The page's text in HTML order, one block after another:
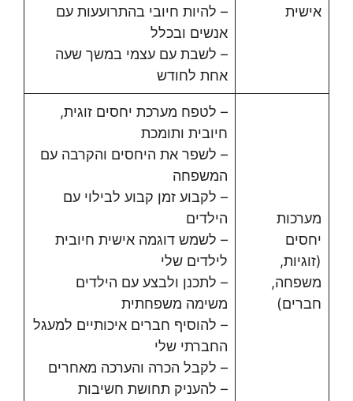
אישית
– להיות חיובי בהתרועעות עם
אנשים ובכלל
– לשבת עם עצמי במשך שעה
אחת לחודש
מערכות
יחסים
(זוגיות,
משפחה,
חברים)
– לטפח מערכת יחסים זוגית,
חיובית ותומכת
– לשפר את היחסים והקרבה עם
המשפחה
– לקבוע זמן קבוע לבילוי עם
הילדים
– לשמש דוגמה אישית חיובית
לילדים שלי
– לתכנן ולבצע עם הילדים
משימה משפחתית
– להוסיף חברים איכותיים למעגל
החברתי שלי
– לקבל הכרה והערכה מאחרים
– להעניק תחושת חשיבות